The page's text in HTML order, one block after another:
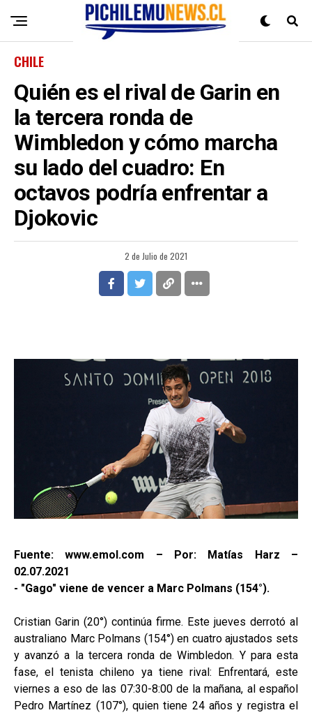
CHILE
Quién es el rival de Garin en
la tercera ronda de
Wimbledon y cómo marcha
su lado del cuadro: En
octavos podría enfrentar a
Djokovic
2 de Julio de 2021
Fuente: www.emol.com – Por: Matías Harz –
02.07.2021
- "Gago" viene de vencer a Marc Polmans (154°).
Cristian Garin (20°) continúa firme. Este jueves derrotó al
australiano Marc Polmans (154°) en cuatro ajustados sets
y avanzó a la tercera ronda de Wimbledon. Y para esta
fase, el tenista chileno ya tiene rival: Enfrentará, este
viernes a eso de las 07:30-8:00 de la mañana, al español
Pedro Martínez (107°), quien tiene 24 años y registra el